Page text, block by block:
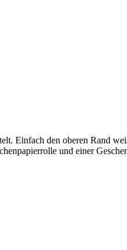
Einfach den oberen Rand
und einer